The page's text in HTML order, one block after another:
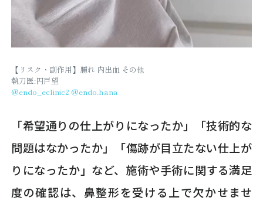
【リスク・副作用】腫れ 内出血 その他
執刀医:円戸望
@endo_eclinic2 @endo.hana
「希望通りの仕上がりになったか」「技術的な
問題はなかったか」「傷跡が目立たない仕上が
りになったか」など、施術や手術に関する満足
度の確認は、鼻整形を受ける上で欠かせませ